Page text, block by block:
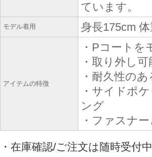
ています。
モデル着用 身長175cm
アイテムの特徴
・Pコート
・取り外し
・耐久性の
・サイドポ
ング
・ファスナ
・在庫確認/ご注文は随時受付中